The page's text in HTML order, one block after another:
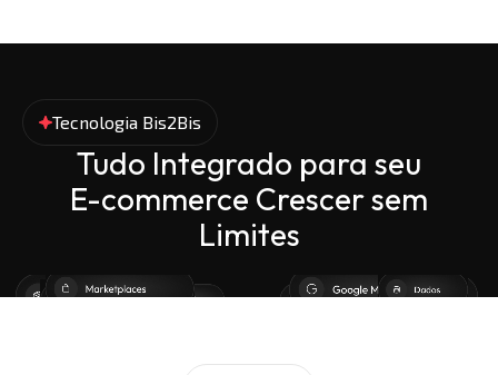
Tecnologia Bis2Bis
Tudo Integrado para seu
E-commerce Crescer sem
Limites